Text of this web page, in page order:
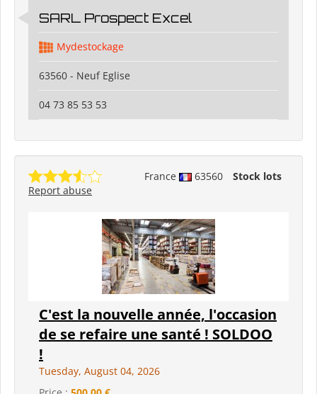
SARL Prospect Excel
Mydestockage
63560 - Neuf Eglise
04 73 85 53 53
France 63560
Stock lots
Report abuse
C'est la nouvelle année, l'occasion
de se refaire une santé ! SOLDOO
!
Tuesday, August 04, 2026